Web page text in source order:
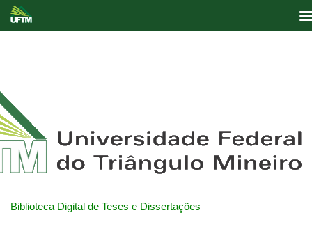
Biblioteca Digital de Teses e Dissertações